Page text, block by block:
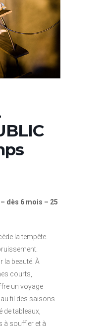
dès 6 mois – 25
la tempête.
la beauté. À
courts,
un voyage
fil des saisons
de tableaux,
à souffler et à